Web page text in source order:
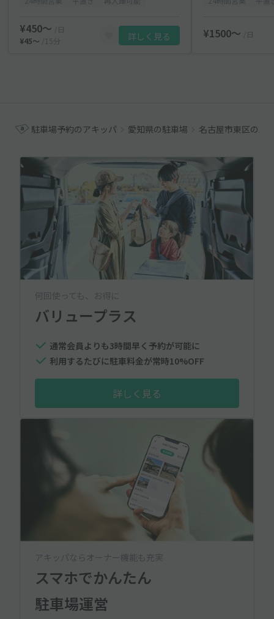
¥450〜
/日
¥45〜
/15分 詳しく見る ¥1500〜 /日
駐車場予約のアキッパ 愛知県の駐車場 名古屋市東区の駐
何回使っても、お得に
バリュープラス
通常会員よりも3時間早く予約が可能に
利用するたびに駐車料金が常時10%OFF
詳しく見る
アキッパならオーナー機能も充実
スマホでかんたん
駐車場運営